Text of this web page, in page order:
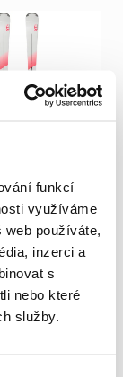
funkcí
využíváme
web používáte,
inzerci a
s
nebo které
služby.
lyže
| 156 cm
den